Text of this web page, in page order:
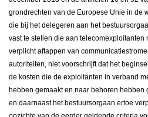
grondrechten van de Europese Unie in de
die bij het delegeren aan het
vast te stellen die aan
verplicht aftappen van
autoriteiten, niet voorschrijft dat het
de kosten die de exploitanten in verband
hebben gemaakt en naar behoren hebben
en daarnaast het bestuursorgaan ertoe